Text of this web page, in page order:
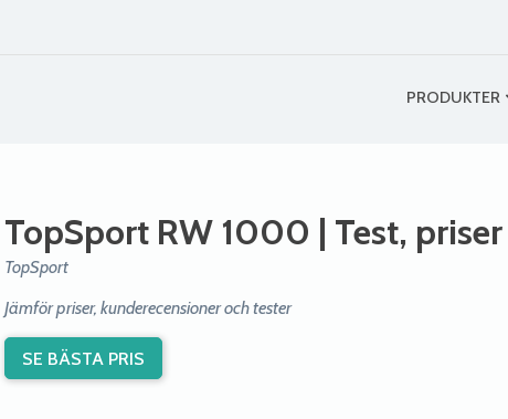
PRODUKTER
TopSport RW 1000 | Test,
TopSport
Jämför priser, kunderecensioner och tester
SE BÄSTA PRIS